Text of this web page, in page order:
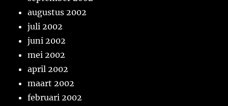
augustus 2002
juli 2002
juni 2002
mei 2002
april 2002
maart 2002
februari 2002